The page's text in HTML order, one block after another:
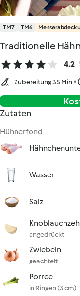
TM7 TM6
Traditionelle
4.2
Zubereitung 35 Min
Zutaten
Hühnerfond
Wasser
Salz
angedrückt
Zwiebeln
geachtelt
Porree
in Ringen (3 cm)